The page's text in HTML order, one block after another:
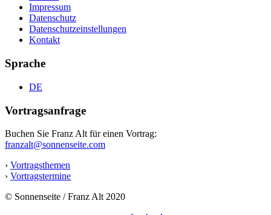
Impressum
Datenschutz
Datenschutzeinstellungen
Kontakt
Sprache
DE
Vortragsanfrage
Buchen Sie Franz Alt für einen Vortrag:
franzalt@sonnenseite.com
› Vortragsthemen
› Vortragstermine
© Sonnenseite / Franz Alt 2020